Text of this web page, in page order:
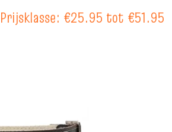
Prijsklasse: €25.95 tot €51.95